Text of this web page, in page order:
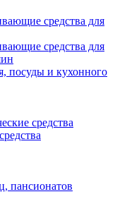
средства для
средства для
посуды и кухонного
средства
пансионатов